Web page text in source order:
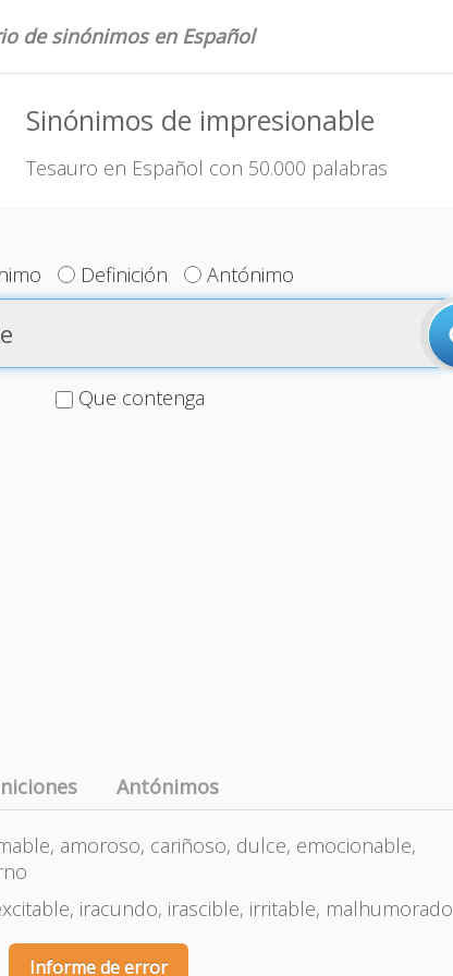
de sinónimos en Español
Sinónimos de impresionable
Tesauro en Español con 50.000 palabras
Definición Antónimo
Que contenga
Antónimos
amoroso, cariñoso, dulce, emocionable,
iracundo, irascible, irritable, malhumorado
Informe de error